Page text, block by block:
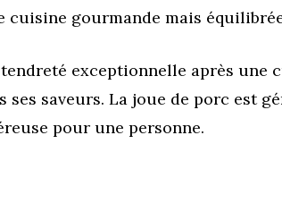
gourmande mais
exceptionnelle après une
ses saveurs. La joue de porc est
pour une personne.